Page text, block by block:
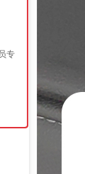
专